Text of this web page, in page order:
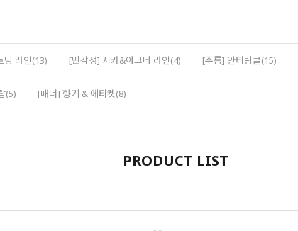
닝 라인(13) [민감성] 시카&아크네 라인(4) [주름] 안티링클(15)
(5) [매너] 향기 & 에티켓(8)
PRODUCT LIST